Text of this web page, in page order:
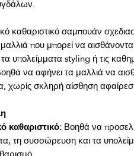
καθαριστικό σαμπουάν
που μπορεί να
υπολείμματα styling ή τις
να αφήνει τα μαλλιά να
καθαριστικό:Βοηθά να
τη συσσώρευση και τα